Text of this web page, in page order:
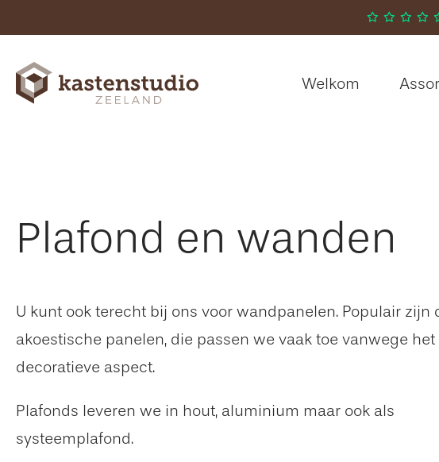
Welkom
Plafond en wanden
U kunt ook terecht bij ons voor wandpanelen. Populair zijn
akoestische panelen, die passen we vaak toe vanwege het
decoratieve aspect.
Plafonds leveren we in hout, aluminium maar ook als
systeemplafond.